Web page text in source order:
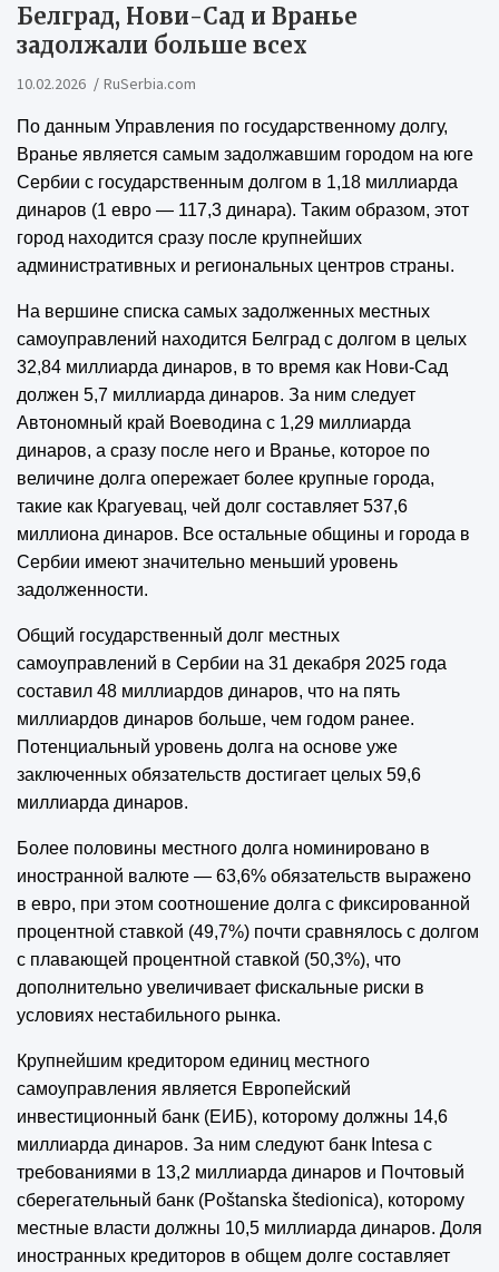
Белград, Нови-Сад и Вранье
задолжали больше всех
10.02.2026 RuSerbia.com
По данным Управления по государственному долгу,
Вранье является самым задолжавшим городом на юге
Сербии с государственным долгом в 1,18 миллиарда
динаров (1 евро — 117,3 динара). Таким образом, этот
город находится сразу после крупнейших
административных и региональных центров страны.
На вершине списка самых задолженных местных
самоуправлений находится Белград с долгом в целых
32,84 миллиарда динаров, в то время как Нови-Сад
должен 5,7 миллиарда динаров. За ним следует
Автономный край Воеводина с 1,29 миллиарда
динаров, а сразу после него и Вранье, которое по
величине долга опережает более крупные города,
такие как Крагуевац, чей долг составляет 537,6
миллиона динаров. Все остальные общины и города в
Сербии имеют значительно меньший уровень
задолженности.
Общий государственный долг местных
самоуправлений в Сербии на 31 декабря 2025 года
составил 48 миллиардов динаров, что на пять
миллиардов динаров больше, чем годом ранее.
Потенциальный уровень долга на основе уже
заключенных обязательств достигает целых 59,6
миллиарда динаров.
Более половины местного долга номинировано в
иностранной валюте — 63,6% обязательств выражено
в евро, при этом соотношение долга с фиксированной
процентной ставкой (49,7%) почти сравнялось с долгом
с плавающей процентной ставкой (50,3%), что
дополнительно увеличивает фискальные риски в
условиях нестабильного рынка.
Крупнейшим кредитором единиц местного
самоуправления является Европейский
инвестиционный банк (ЕИБ), которому должны 14,6
миллиарда динаров. За ним следуют банк Intesa с
требованиями в 13,2 миллиарда динаров и Почтовый
сберегательный банк (Poštanska štedionica), которому
местные власти должны 10,5 миллиарда динаров. Доля
иностранных кредиторов в общем долге составляет